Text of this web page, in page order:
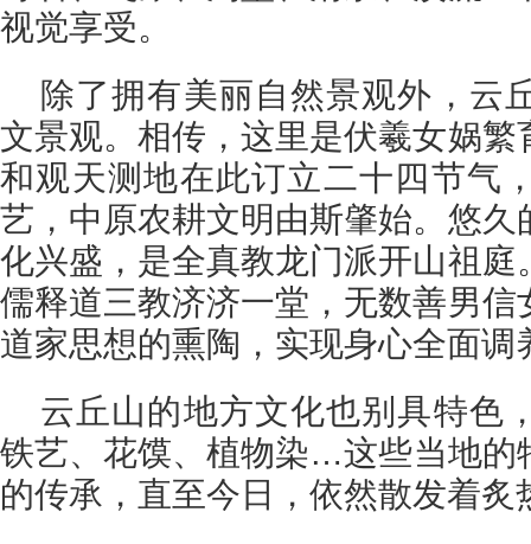
视觉享受。
除了拥有美丽自然景观外，云
文景观。相传，这里是伏羲女娲
和观天测地在此订立二十四节气
艺，中原农耕文明由斯肇始。悠
化兴盛，是全真教龙门派开山祖
儒释道三教济济一堂，无数善男
道家思想的熏陶，实现身心全面调
云丘山的地方文化也别具特色
铁艺、花馍、植物染…这些当地的
的传承，直至今日，依然散发着